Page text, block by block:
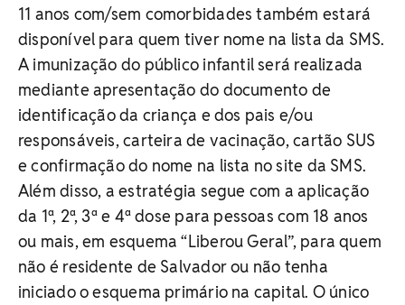
11 anos com/sem comorbidades também estará
disponível para quem tiver nome na lista da SMS.
A imunização do público infantil será realizada
mediante apresentação do documento de
identificação da criança e dos pais e/ou
responsáveis, carteira de vacinação, cartão SUS
e confirmação do nome na lista no site da SMS.
Além disso, a estratégia segue com a aplicação
da 1ª, 2ª, 3ª e 4ª dose para pessoas com 18 anos
ou mais, em esquema “Liberou Geral”, para quem
não é residente de Salvador ou não tenha
iniciado o esquema primário na capital. O único